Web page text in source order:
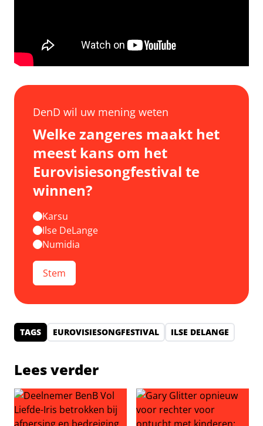
DenD wil uw mening weten
Welke zangeres maakt het
meest kans om het
Eurovisiesongfestival te
winnen?
Karsu
Ilse DeLange
Numidia
Stem
TAGS EUROVISIESONGFESTIVAL ILSE DELANGE
Lees verder